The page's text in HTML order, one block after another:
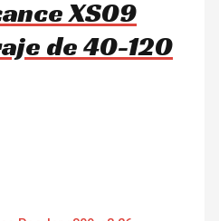
XS09
de 40-120